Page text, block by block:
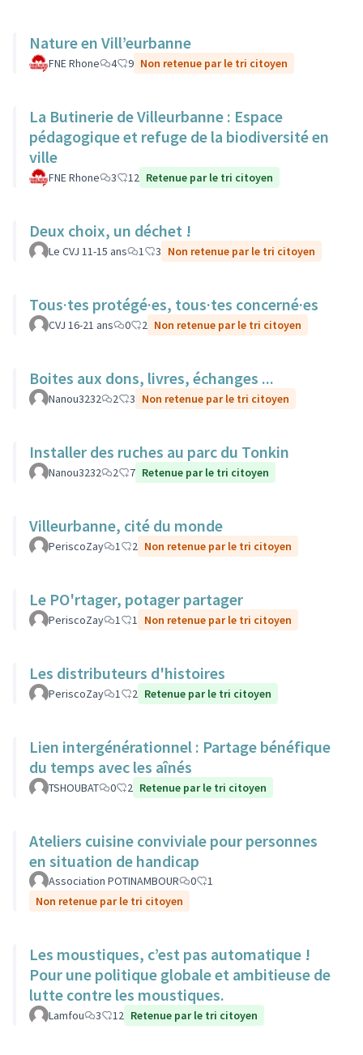
Nature en Vill’eurbanne
FNE Rhone 4 9 Non retenue par le tri citoyen
La Butinerie de Villeurbanne : Espace
pédagogique et refuge de la biodiversité en
ville
FNE Rhone 3 12 Retenue par le tri citoyen
Deux choix, un déchet !
Le CVJ 11-15 ans 1 3 Non retenue par le tri citoyen
Tous·tes protégé·es, tous·tes concerné·es
CVJ 16-21 ans 0 2 Non retenue par le tri citoyen
Boites aux dons, livres, échanges ...
Nanou3232 2 3 Non retenue par le tri citoyen
Installer des ruches au parc du Tonkin
Nanou3232 2 7 Retenue par le tri citoyen
Villeurbanne, cité du monde
PeriscoZay 1 2 Non retenue par le tri citoyen
Le PO'rtager, potager partager
PeriscoZay 1 1 Non retenue par le tri citoyen
Les distributeurs d'histoires
PeriscoZay 1 2 Retenue par le tri citoyen
Lien intergénérationnel : Partage bénéfique
du temps avec les aînés
TSHOUBAT 0 2 Retenue par le tri citoyen
Ateliers cuisine conviviale pour personnes
en situation de handicap
Association POTINAMBOUR 0
1
Non retenue par le tri citoyen
Les moustiques, c’est pas automatique !
Pour une politique globale et ambitieuse de
lutte contre les moustiques.
Lamfou 3 12 Retenue par le tri citoyen